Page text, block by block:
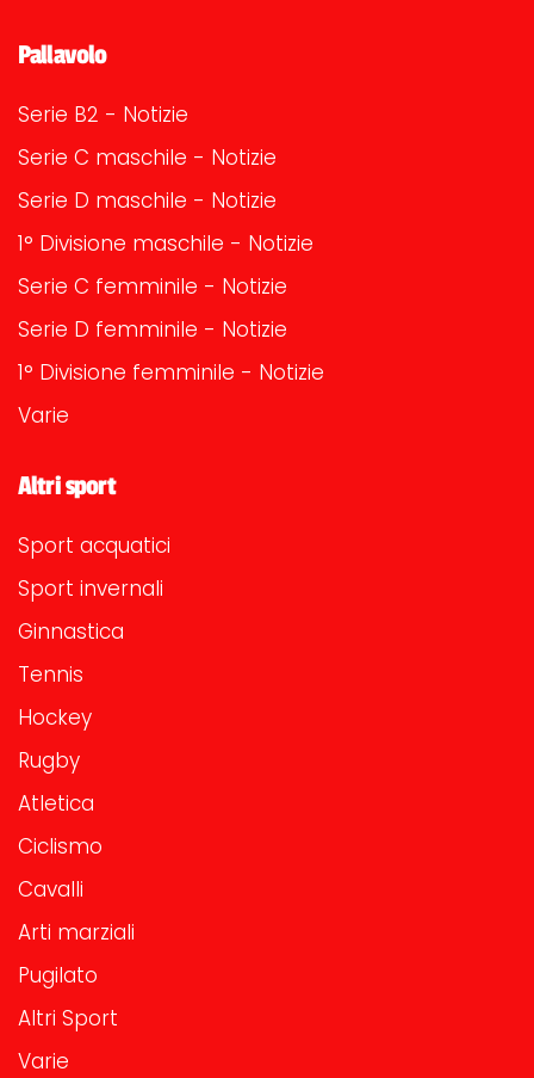
Pallavolo
Serie B2 - Notizie
Serie C maschile - Notizie
Serie D maschile - Notizie
1° Divisione maschile - Notizie
Serie C femminile - Notizie
Serie D femminile - Notizie
1° Divisione femminile - Notizie
Varie
Altri sport
Sport acquatici
Sport invernali
Ginnastica
Tennis
Hockey
Rugby
Atletica
Ciclismo
Cavalli
Arti marziali
Pugilato
Altri Sport
Varie